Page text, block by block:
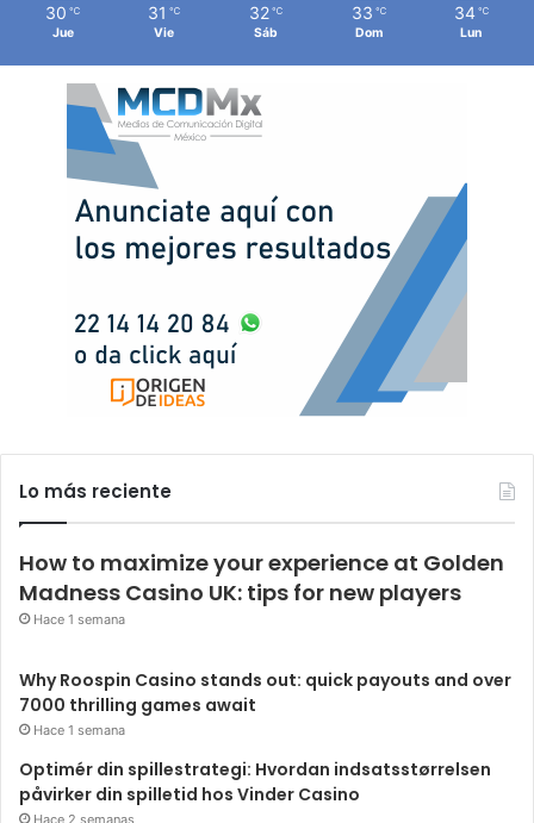
30 ℃
Jue
31 ℃
Vie
32 ℃
Sáb
33 ℃
Dom
34 ℃
Lun
Lo más reciente
How to maximize your experience at Golden
Madness Casino UK: tips for new players
Hace 1 semana
Why Roospin Casino stands out: quick payouts and over
7000 thrilling games await
Hace 1 semana
Optimér din spillestrategi: Hvordan indsatsstørrelsen
påvirker din spilletid hos Vinder Casino